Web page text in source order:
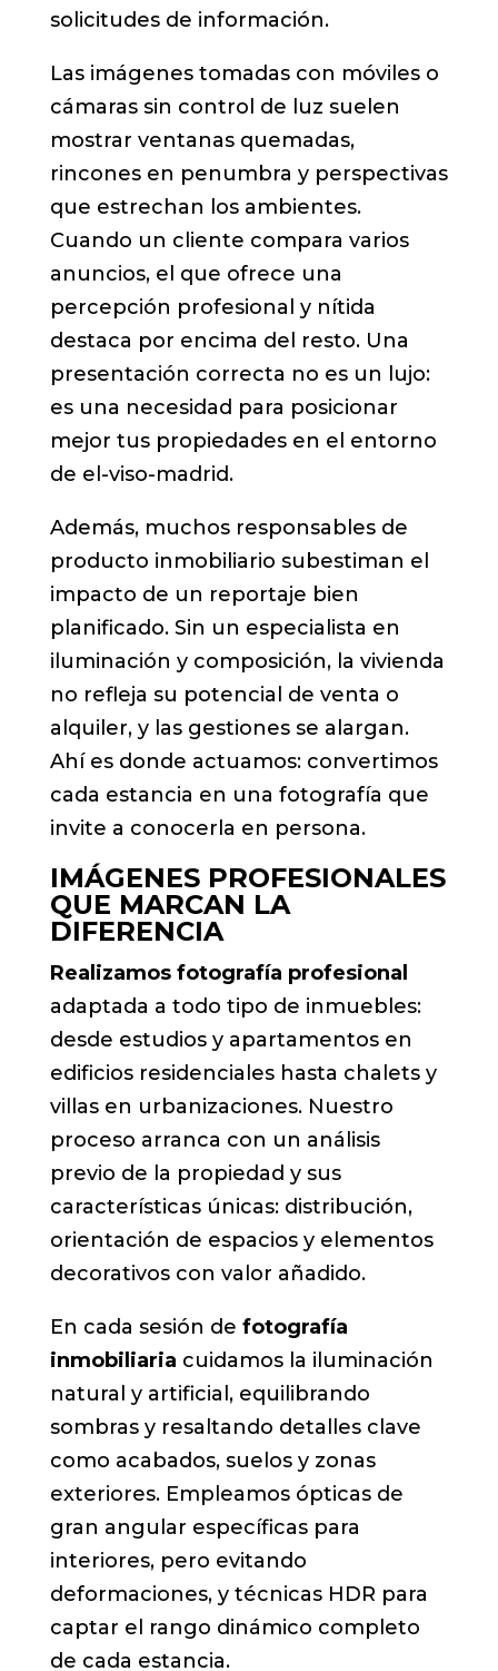
solicitudes de información.
Las imágenes tomadas con móviles o
cámaras sin control de luz suelen
mostrar ventanas quemadas,
rincones en penumbra y perspectivas
que estrechan los ambientes.
Cuando un cliente compara varios
anuncios, el que ofrece una
percepción profesional y nítida
destaca por encima del resto. Una
presentación correcta no es un lujo:
es una necesidad para posicionar
mejor tus propiedades en el entorno
de el-viso-madrid.
Además, muchos responsables de
producto inmobiliario subestiman el
impacto de un reportaje bien
planificado. Sin un especialista en
iluminación y composición, la vivienda
no refleja su potencial de venta o
alquiler, y las gestiones se alargan.
Ahí es donde actuamos: convertimos
cada estancia en una fotografía que
invite a conocerla en persona.
IMÁGENES PROFESIONALES
QUE MARCAN LA
DIFERENCIA
Realizamos fotografía profesional
adaptada a todo tipo de inmuebles:
desde estudios y apartamentos en
edificios residenciales hasta chalets y
villas en urbanizaciones. Nuestro
proceso arranca con un análisis
previo de la propiedad y sus
características únicas: distribución,
orientación de espacios y elementos
decorativos con valor añadido.
En cada sesión de fotografía
inmobiliaria cuidamos la iluminación
natural y artificial, equilibrando
sombras y resaltando detalles clave
como acabados, suelos y zonas
exteriores. Empleamos ópticas de
gran angular específicas para
interiores, pero evitando
deformaciones, y técnicas HDR para
captar el rango dinámico completo
de cada estancia.